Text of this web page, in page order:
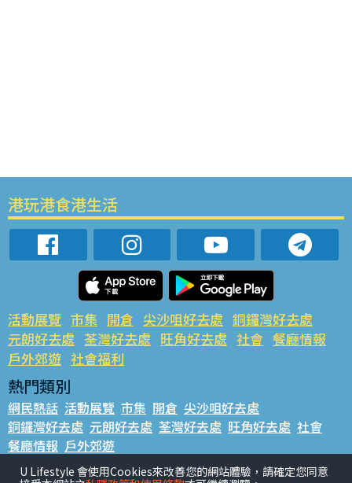
港玩港食港生活
活動展覽 市集 開倉 尖沙咀好去處 銅鑼灣好去處
元朗好去處 荃灣好去處 旺角好去處 社會 餐廳情報
戶外郊遊 社會福利
熱門類別
網民熱話 活動展覽 市集 開倉 尖沙咀好去處
銅鑼灣好去處 元朗好去處 荃灣好去處 旺角好去處 社會
餐廳情報 戶外郊遊
熱門標籤
U Lifestyle 會使用Cookies來改善您的網站體驗，請確定您同意